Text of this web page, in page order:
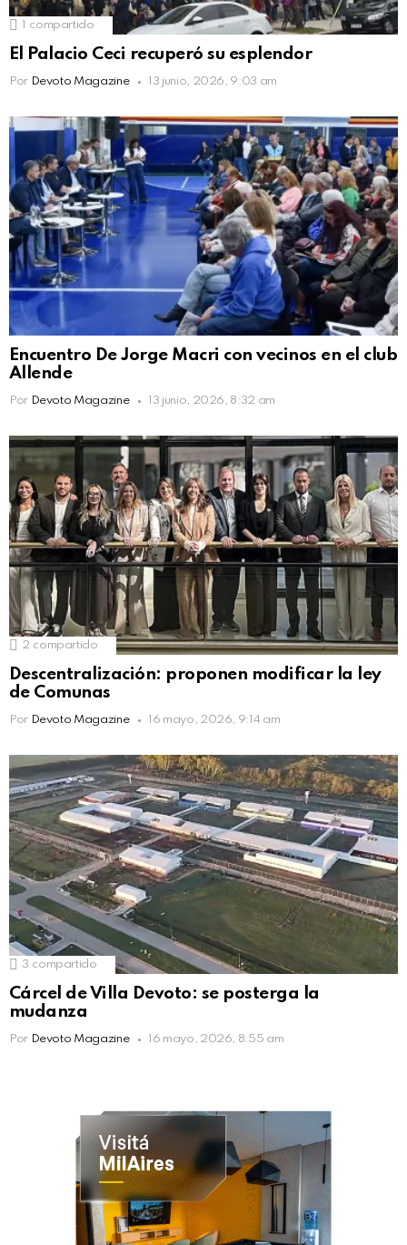
compartido
El Palacio Ceci recuperó su esplendor
Por Devoto Magazine 13 junio, 2026, 9:03 am
Encuentro De Jorge Macri con vecinos en el club
Allende
Por Devoto Magazine 13 junio, 2026, 8:32 am
2 compartido
Descentralización: proponen modificar la ley
de Comunas
Por Devoto Magazine 16 mayo, 2026, 9:14 am
3 compartido
Cárcel de Villa Devoto: se posterga la
mudanza
Por Devoto Magazine 16 mayo, 2026, 8:55 am